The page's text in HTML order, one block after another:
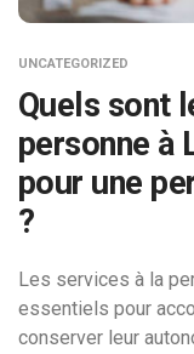
UNCATEGORIZED
Quels sont
personne à
pour une
?
Les services à la
essentiels pour
conserver leur